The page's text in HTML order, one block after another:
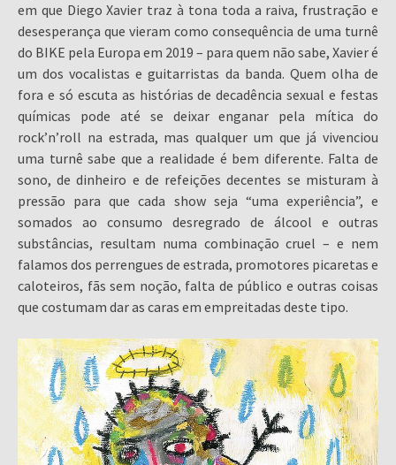
em que Diego Xavier traz à tona toda a raiva, frustração e
desesperança que vieram como consequência de uma turnê
do BIKE pela Europa em 2019 – para quem não sabe, Xavier é
um dos vocalistas e guitarristas da banda. Quem olha de
fora e só escuta as histórias de decadência sexual e festas
químicas pode até se deixar enganar pela mítica do
rock’n’roll na estrada, mas qualquer um que já vivenciou
uma turnê sabe que a realidade é bem diferente. Falta de
sono, de dinheiro e de refeições decentes se misturam à
pressão para que cada show seja “uma experiência”, e
somados ao consumo desregrado de álcool e outras
substâncias, resultam numa combinação cruel – e nem
falamos dos perrengues de estrada, promotores picaretas e
caloteiros, fãs sem noção, falta de público e outras coisas
que costumam dar as caras em empreitadas deste tipo.